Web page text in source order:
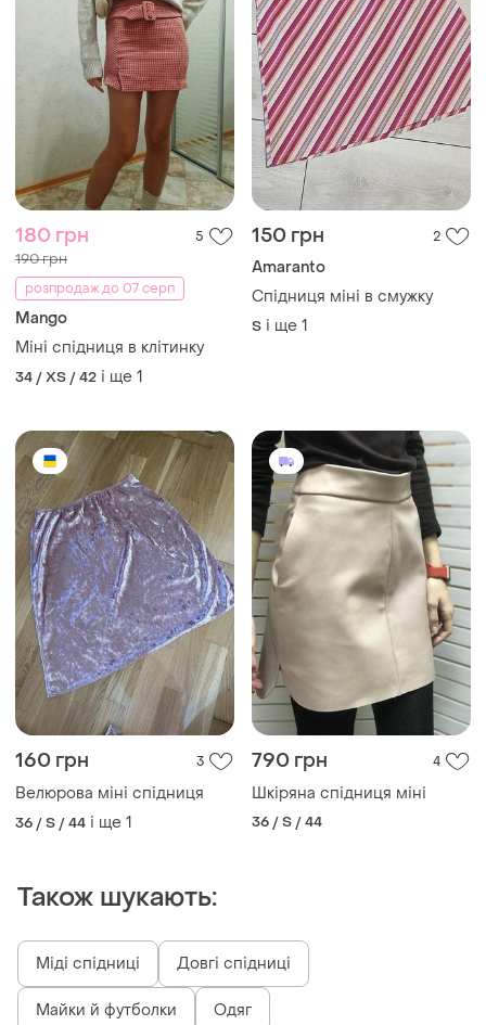
180 грн 5
190 грн
розпродаж до 07 серп
Mango
Міні спідниця в клітинку
34 / XS / 42 і ще 1
150 грн 2
Amaranto
Спідниця міні в смужку
S і ще 1
160 грн 3
Велюрова міні спідниця
36 / S / 44 і ще 1
790 грн 4
Шкіряна спідниця міні
36 / S / 44
Також шукають:
Міді спідниці Довгі спідниці
Майки й футболки Одяг